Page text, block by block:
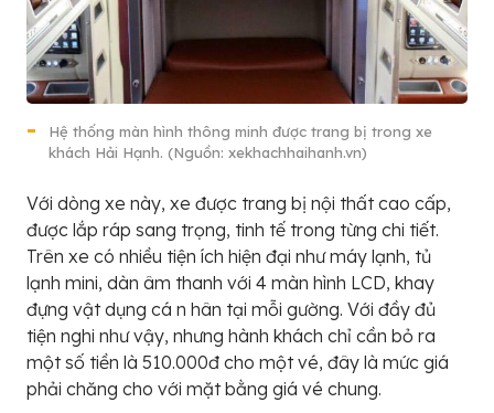
Hệ thống màn hình thông minh được trang bị trong xe
khách Hải Hạnh. (Nguồn: xekhachhaihanh.vn)
Với dòng xe này, xe được trang bị nội thất cao cấp,
được lắp ráp sang trọng, tinh tế trong từng chi tiết.
Trên xe có nhiều tiện ích hiện đại như máy lạnh, tủ
lạnh mini, dàn âm thanh với 4 màn hình LCD, khay
đựng vật dụng cá n hân tại mỗi gường. Với đầy đủ
tiện nghi như vậy, nhưng hành khách chỉ cần bỏ ra
một số tiền là 510.000đ cho một vé, đây là mức giá
phải chăng cho với mặt bằng giá vé chung.